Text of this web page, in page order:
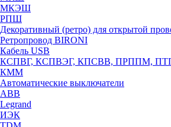
МКЭШ
РПШ
Декоративный (ретро) для открытой
Ретропровод BIRONI
Кабель USB
КСПВГ, КСПВЭГ, КПСВВ, ПРППМ,
КММ
Автоматические выключатели
ABB
Legrand
ИЭК